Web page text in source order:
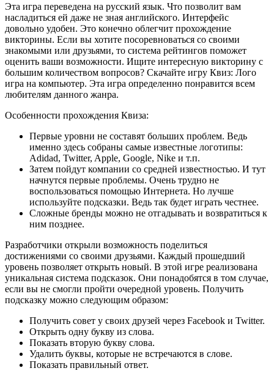
Эта игра переведена на русский язык. Что позволит вам
насладиться ей даже не зная английского. Интерфейс
довольно удобен. Это конечно облегчит прохождение
викторины. Если вы хотите посоревноваться со своими
знакомыми или друзьями, то система рейтингов поможет
оценить ваши возможности. Ищите интересную викторину с
большим количеством вопросов? Скачайте игру Квиз: Лого
игра на компьютер. Эта игра определенно понравится всем
любителям данного жанра.
Особенности прохождения Квиза:
Первые уровни не составят больших проблем. Ведь
именно здесь собраны самые известные логотипы:
Adidad, Twitter, Apple, Google, Nike и т.п.
Затем пойдут компании со средней известностью. И тут
начнутся первые проблемы. Очень трудно не
воспользоваться помощью Интернета. Но лучше
используйте подсказки. Ведь так будет играть честнее.
Сложные бренды можно не отгадывать и возвратиться к
ним позднее.
Разработчики открыли возможность поделиться
достижениями со своими друзьями. Каждый прошедший
уровень позволяет открыть новый. В этой игре реализована
уникальная система подсказок. Они понадобятся в том случае,
если вы не смогли пройти очередной уровень. Получить
подсказку можно следующим образом:
Получить совет у своих друзей через Facebook и Twitter.
Открыть одну букву из слова.
Показать вторую букву слова.
Удалить буквы, которые не встречаются в слове.
Показать правильный ответ.